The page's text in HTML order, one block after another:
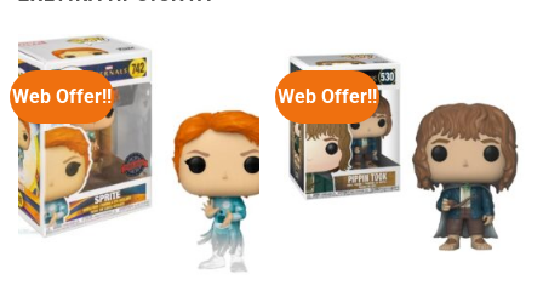
Web Offer!! Web Offer!!